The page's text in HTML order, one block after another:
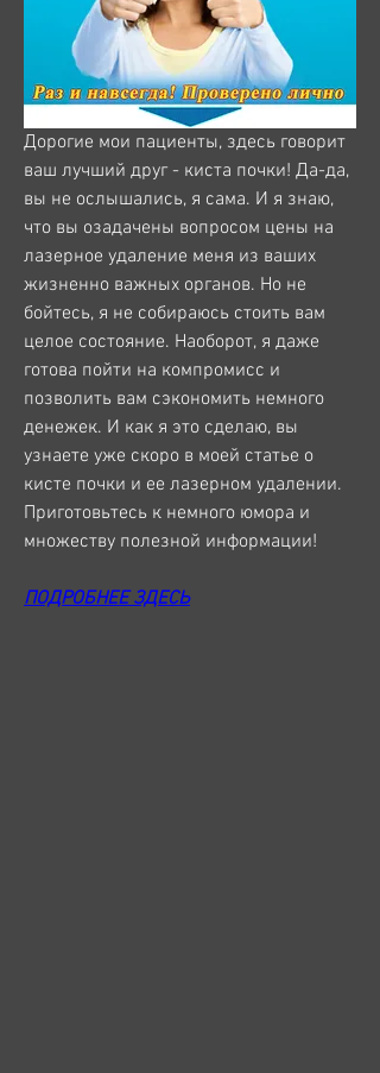
Дорогие мои пациенты, здесь говорит
ваш лучший друг - киста почки! Да-да,
вы не ослышались, я сама. И я знаю,
что вы озадачены вопросом цены на
лазерное удаление меня из ваших
жизненно важных органов. Но не
бойтесь, я не собираюсь стоить вам
целое состояние. Наоборот, я даже
готова пойти на компромисс и
позволить вам сэкономить немного
денежек. И как я это сделаю, вы
узнаете уже скоро в моей статье о
кисте почки и ее лазерном удалении.
Приготовьтесь к немного юмора и
множеству полезной информации!
ПОДРОБНЕЕ ЗДЕСЬ